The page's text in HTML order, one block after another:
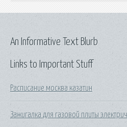
Links to Important Stuff
Расписание москва казатин
Зажигалка для газовой плиты
An Informative Text Blurb